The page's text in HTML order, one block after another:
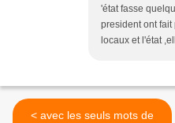
'état fasse
president ont
locaux et l'état
< avec les seuls mots de